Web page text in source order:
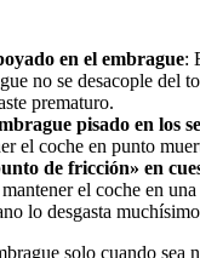
en el embrague:
no se desacople del
prematuro.
pisado en los
el coche en punto
de fricción» en
el coche en
lo desgasta
solo cuando sea